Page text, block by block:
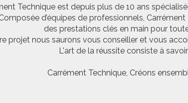
Technique est depuis plus de 10 ans
d’équipes de professionnels,
des prestations clés en main pour
projet nous saurons vous conseiller et vous
L'art de la réussite consiste à
Carrément Technique, Créons